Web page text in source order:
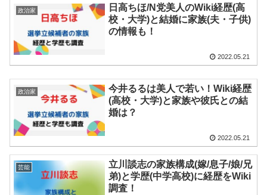
政治家
日高ちほ/N党美人のWiki経歴(高
校・大学)と結婚に家族(夫・子供)
の情報も！
2022.05.21
政治家
今井るるは美人で若い！Wiki経歴
(高校・大学)と家族や彼氏との結
婚は？
2022.05.21
芸能
立川談志の家族構成(嫁/息子/娘/兄
弟)と学歴(中学高校)に経歴をWiki
調査！